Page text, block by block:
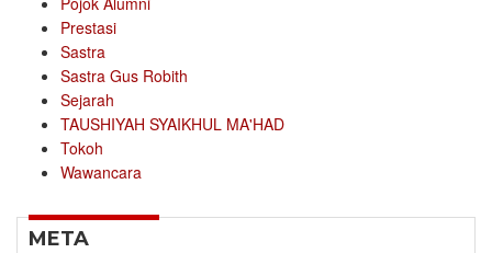
Prestasi
Sastra
Sastra Gus Robith
Sejarah
TAUSHIYAH SYAIKHUL MA'HAD
Tokoh
Wawancara
META